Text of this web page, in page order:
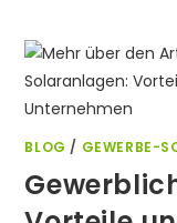
BLOG / GEWERBE-